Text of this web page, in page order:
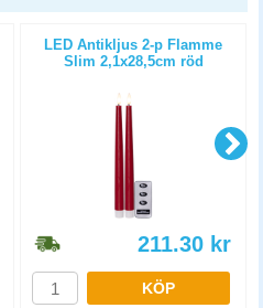
LED Antikljus 2-p Flamme
Slim 2,1x28,5cm röd
211.30 kr
KÖP